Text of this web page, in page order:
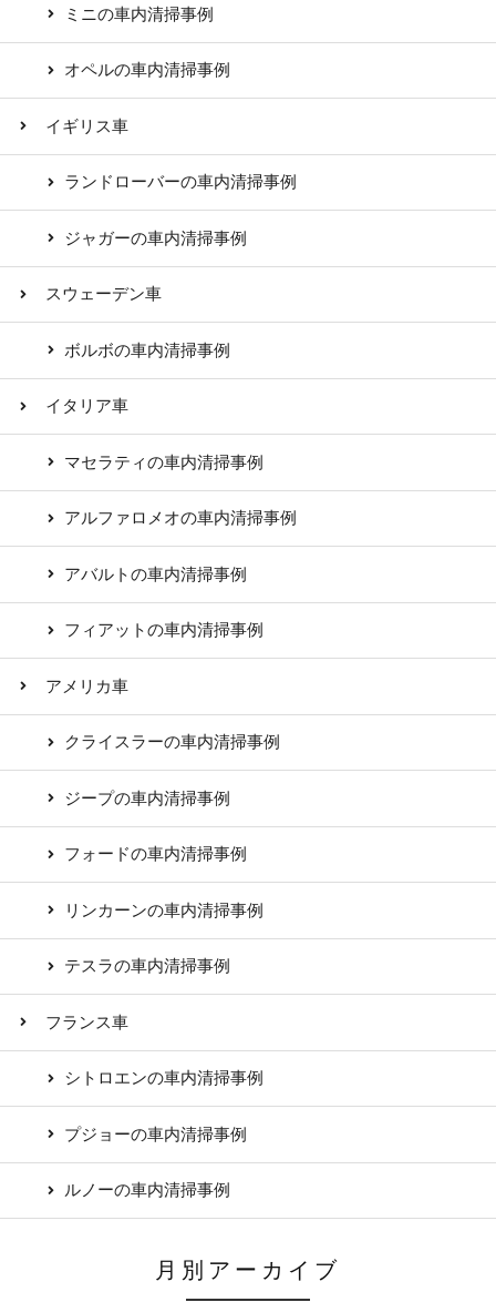
ミニの車内清掃事例
オペルの車内清掃事例
イギリス車
ランドローバーの車内清掃事例
ジャガーの車内清掃事例
スウェーデン車
ボルボの車内清掃事例
イタリア車
マセラティの車内清掃事例
アルファロメオの車内清掃事例
アバルトの車内清掃事例
フィアットの車内清掃事例
アメリカ車
クライスラーの車内清掃事例
ジープの車内清掃事例
フォードの車内清掃事例
リンカーンの車内清掃事例
テスラの車内清掃事例
フランス車
シトロエンの車内清掃事例
プジョーの車内清掃事例
ルノーの車内清掃事例
月別アーカイブ